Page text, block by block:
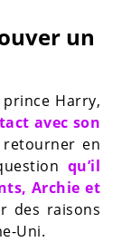
un
Harry,
avec son
retourner en
qu’il
Archie et
des raisons
Uni.